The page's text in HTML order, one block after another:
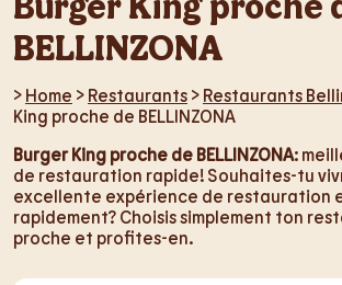
BELLINZONA
> Home > Restaurants > Restaurants
King proche de BELLINZONA
Burger King proche de BELLINZONA:
de restauration rapide! Souhaites-tu
excellente expérience de restauration
rapidement? Choisis simplement ton
proche et profites-en.